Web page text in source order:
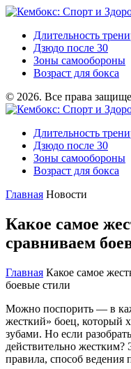
Длительность
Дзюдо после 30
Зоны самообороны
Возраст для бокса
© 2026. Все права
Длительность
Дзюдо после 30
Зоны самообороны
Возраст для бокса
Главная Новости
Какое самое
сравниваем
Главная Какое самое
боевые стили
Можно поспорить — в
жесткий» боец, который
зубами. Но если
действительно жестким?
правила, способ ведения